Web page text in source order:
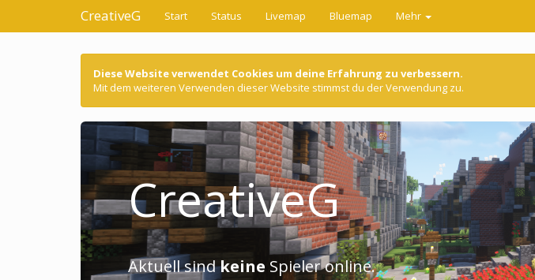
CreativeG Start Status Livemap Bluemap Mehr
Diese Website verwendet Cookies um deine Erfahrung zu verbessern.
Mit dem weiteren Verwenden dieser Website stimmst du der Verwendung zu.
CreativeG
Aktuell sindkeine Spieler online.